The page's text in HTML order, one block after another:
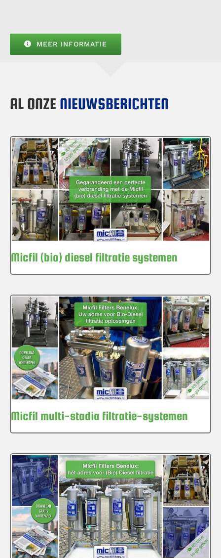
MEER INFORMATIE
AL ONZE NIEUWSBERICHTEN
Micfil (bio) diesel filtratie systemen
Micfil multi-stadia filtratie-systemen